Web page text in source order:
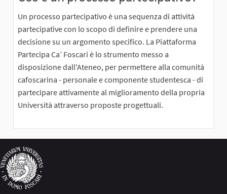
Un processo partecipativo è una sequenza di attività
partecipative con lo scopo di definire e prendere una
decisione su un argomento specifico. La Piattaforma
Partecipa Ca’ Foscari è lo strumento messo a
disposizione dall'Ateneo, per permettere alla comunità
cafoscarina - personale e componente studentesca - di
partecipare attivamente al miglioramento della propria
Università attraverso proposte progettuali.